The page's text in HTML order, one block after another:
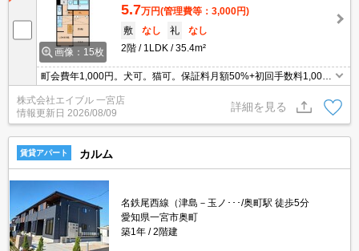
画像：15枚
5.7万円(管理費等：3,000円)
敷
なし 礼
なし
2階
1LDK 35.4m²
町会費年1,000円。犬可。猫可。保証料月額50%+初回手数料1,000
円。ペット飼育の場合、修繕費45,600円増。
株式会社エイブル 一宮店
情報更新日 2026/08/09
詳細を見る
賃貸アパート カルム
名鉄尾西線（津島－玉ノ･･･/奥町駅 徒歩5分
愛知県一宮市奥町
築1年
2階建